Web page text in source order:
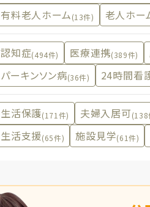
有料老人ホーム(13件) 老人ホー
認知症(494件) 医療連携(389件)
パーキンソン病(36件) 24時間看
生活保護(171件) 夫婦入居可(138
生活支援(65件) 施設見学(61件)